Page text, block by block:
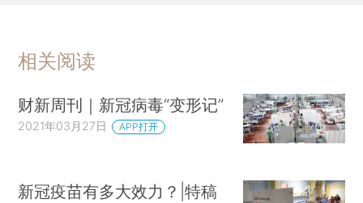
相关阅读
财新周刊｜新冠病毒“变形记”
2021年03月27日 APP打开
新冠疫苗有多大效力？|特稿